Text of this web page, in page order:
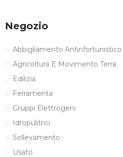
Negozio
Abbigliamento Antinfortunistico
Agricoltura E Movimento Terra
Edilizia
Ferramenta
Gruppi Elettrogeni
Idropulitrici
Sollevamento
Usato